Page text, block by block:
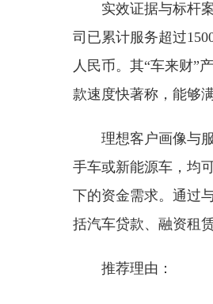
实效证据与标杆
司已累计服务超过
人民币。其“车来财”
款速度快著称，能够
理想客户画像与
手车或新能源车，均
下的资金需求。通过
括汽车贷款、融资租
推荐理由：